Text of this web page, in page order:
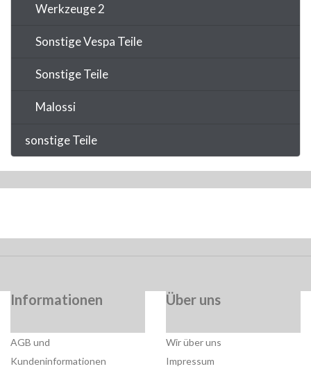
Werkzeuge 2
Sonstige Vespa Teile
Sonstige Teile
Malossi
sonstige Teile
Informationen
AGB und
Kundeninformationen
Über uns
Wir über uns
Impressum